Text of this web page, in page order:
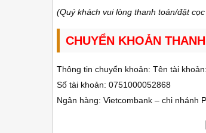
(Quý khách vui lòng thanh toán/đặt
CHUYỂN KHOẢN
Thông tin chuyển khoản: Tên tài
Số tài khoản: 0751000052868
Ngân hàng: Vietcombank – chi nhánh